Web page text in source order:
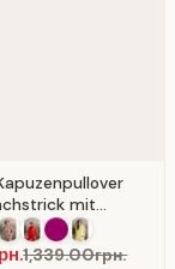
mit
1,339.00грн.